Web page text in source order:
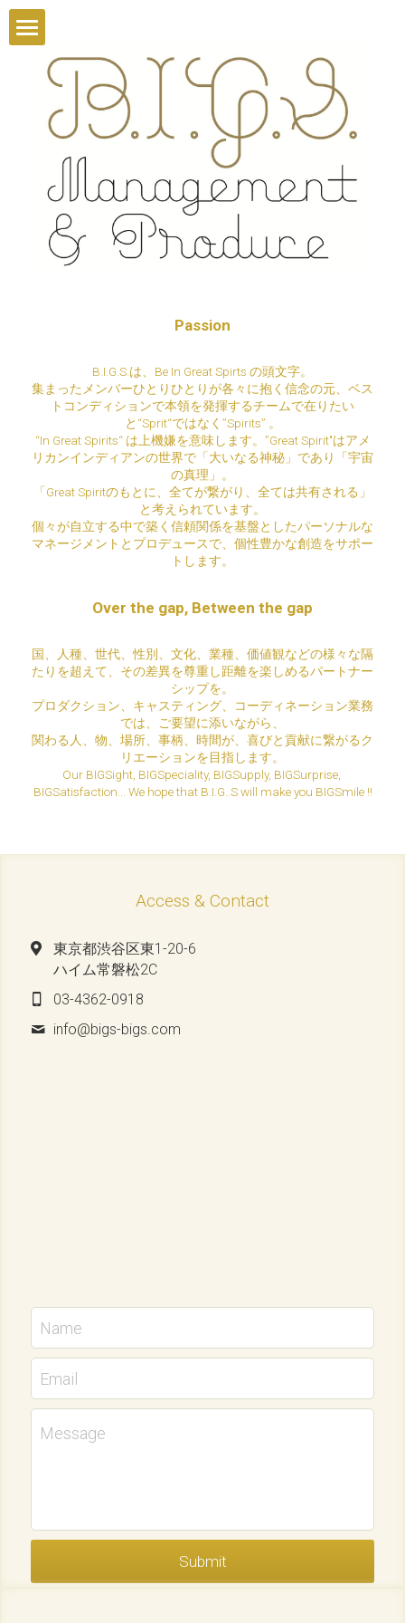
Home
Photograher
Masayuki Ikeda
Yoshitomo Takashima
Hair
Tsutomu Namaizawa
masato
Production
Team Up with
Passion
B.I.G.S.は、Be In Great Spirts の頭文字。
集まったメンバーひとりひとりが各々に抱く信念の元、ベス
トコンディションで本領を発揮するチームで在りたい
と“Sprit“ではなく”Spirits” 。
“In Great Spirits“ は上機嫌を意味します。”Great Spirit"はアメ
リカンインディアンの世界で「大いなる神秘」であり「宇宙
の真理」。
「Great Spiritのもとに、全てが繋がり、全ては共有される」
と考えられています。
個々が自立する中で築く信頼関係を基盤としたパーソナルな
マネージメントとプロデュースで、個性豊かな創造をサポー
トします。
Over the gap, Between the gap
国、人種、世代、性別、文化、業種、価値観などの様々な隔
たりを超えて、その差異を尊重し距離を楽しめるパートナー
シップを。
プロダクション、キャスティング、コーディネーション業務
では、ご要望に添いながら、
関わる人、物、場所、事柄、時間が、喜びと貢献に繋がるク
リエーションを目指します。
Our BIGSight, BIGSpeciality, BIGSupply, BIGSurprise,
BIGSatisfaction... We hope that B.I.G..S will make you BIGSmile !!
Access & Contact
東京都渋谷区東1-20-6
ハイム常磐松2C
03-4362-0918
info@bigs-bigs.com
Name
Email
Message
Submit